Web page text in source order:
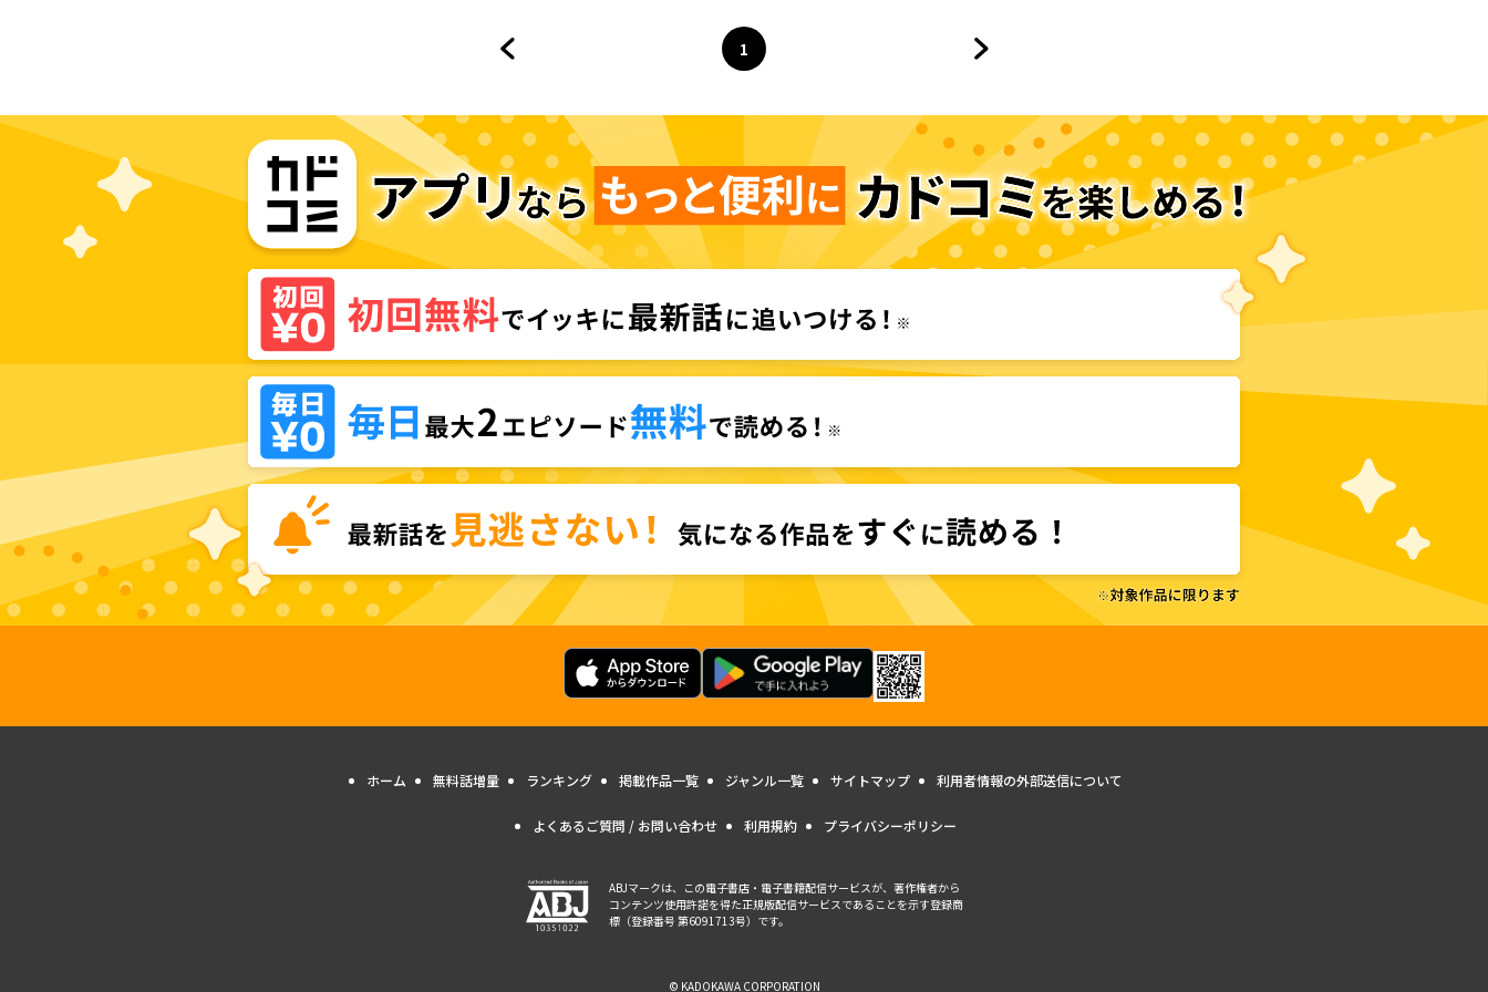
ページ
1
へ
ホーム 無料話増量 ランキング 掲載作品一覧 ジャンル一覧 サイトマップ 利用者情報の外部送信について
よくあるご質問 / お問い合わせ 利用規約 プライバシーポリシー
ABJマークは、この電子書店・電子書籍配信サービスが、著作権者から
コンテンツ使用許諾を得た正規版配信サービスであることを示す登録商
標（登録番号 第6091713号）です。
© KADOKAWA CORPORATION